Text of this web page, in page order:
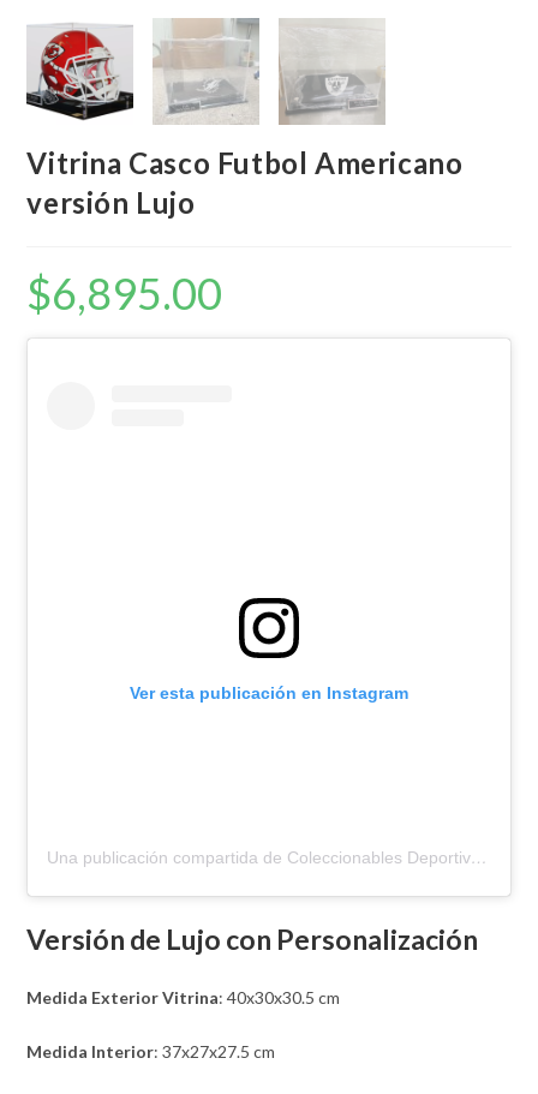
Vitrina Casco Futbol Americano
versión Lujo
$6,895.00
Ver esta publicación en Instagram
Una publicación compartida de Coleccionables Deportivos (@coleccionablesdeportivos)
Versión de Lujo con Personalización
Medida Exterior Vitrina: 40x30x30.5 cm
Medida Interior: 37x27x27.5 cm